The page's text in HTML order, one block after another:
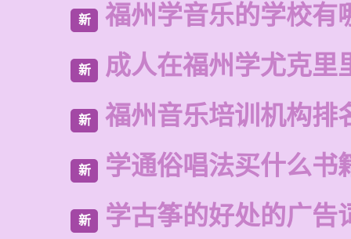
新 福州学音乐的学校有
新 成人在福州学尤克里
新 福州音乐培训机构排
新 学通俗唱法买什么书
新 学古筝的好处的广告